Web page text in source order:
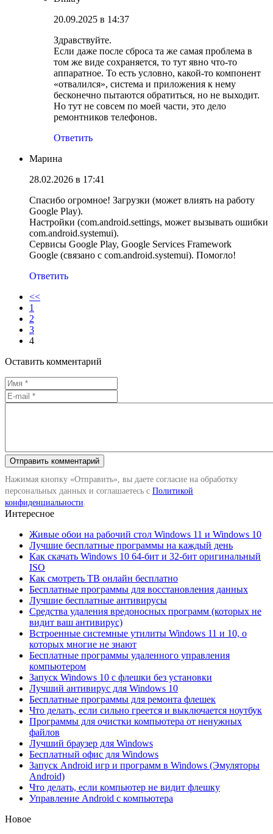
20.09.2025 в 14:37
Здравствуйте.
Если даже после сброса та же самая проблема в
том же виде сохраняется, то тут явно что-то
аппаратное. То есть условно, какой-то компонент
«отвалился», система и приложения к нему
бесконечно пытаются обратиться, но не выходит.
Но тут не совсем по моей части, это дело
ремонтников телефонов.
Ответить
Марина
28.02.2026 в 17:41
Спасибо огромное! Загрузки (может влиять на работу
Google Play).
Настройки (com.android.settings, может вызывать ошибки
com.android.systemui).
Сервисы Google Play, Google Services Framework
Google (связано с com.android.systemui). Помогло!
Ответить
<<
1
2
3
4
Оставить комментарий
Нажимая кнопку «Отправить», вы даете согласие на обработку
персональных данных и соглашаетесь с Политикой
конфиденциальности.
Интересное
Живые обои на рабочий стол Windows 11 и Windows 10
Лучшие бесплатные программы на каждый день
Как скачать Windows 10 64-бит и 32-бит оригинальный
ISO
Как смотреть ТВ онлайн бесплатно
Бесплатные программы для восстановления данных
Лучшие бесплатные антивирусы
Средства удаления вредоносных программ (которых не
видит ваш антивирус)
Встроенные системные утилиты Windows 11 и 10, о
которых многие не знают
Бесплатные программы удаленного управления
компьютером
Запуск Windows 10 с флешки без установки
Лучший антивирус для Windows 10
Бесплатные программы для ремонта флешек
Что делать, если сильно греется и выключается ноутбук
Программы для очистки компьютера от ненужных
файлов
Лучший браузер для Windows
Бесплатный офис для Windows
Запуск Android игр и программ в Windows (Эмуляторы
Android)
Что делать, если компьютер не видит флешку
Управление Android с компьютера
Новое